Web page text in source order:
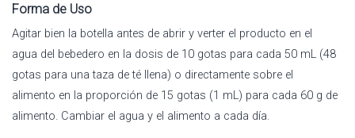
Forma de Uso
Agitar bien la botella antes de abrir y verter el producto en el
agua del bebedero en la dosis de 10 gotas para cada 50 mL (48
gotas para una taza de té llena) o directamente sobre el
alimento en la proporción de 15 gotas (1 mL) para cada 60 g de
alimento. Cambiar el agua y el alimento a cada día.